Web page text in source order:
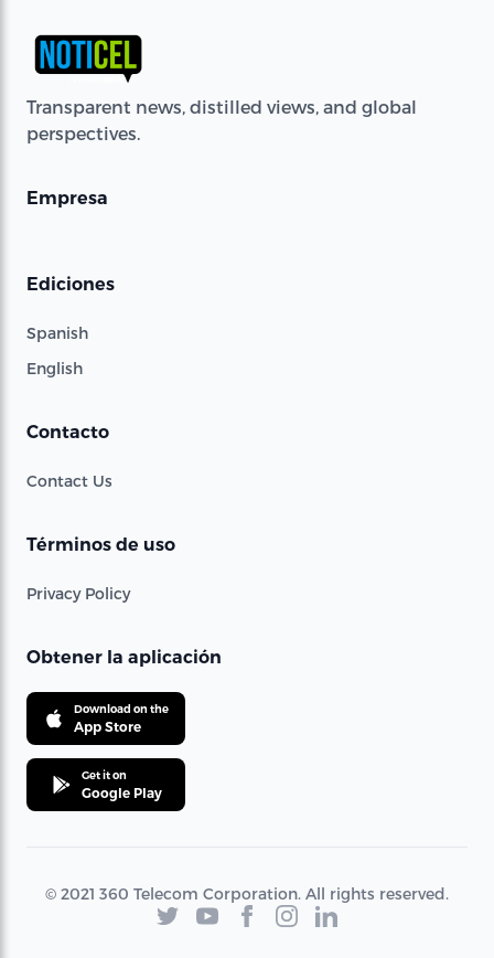
Transparent news, distilled views, and global
perspectives.
Empresa
Ediciones
Spanish
English
Contacto
Contact Us
Términos de uso
Privacy Policy
Obtener la aplicación
Download on the
App Store
Get it on
Google Play
© 2021 360 Telecom Corporation. All rights reserved.